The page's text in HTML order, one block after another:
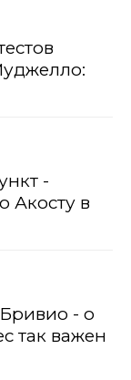
-
Акосту в
- о
так важен